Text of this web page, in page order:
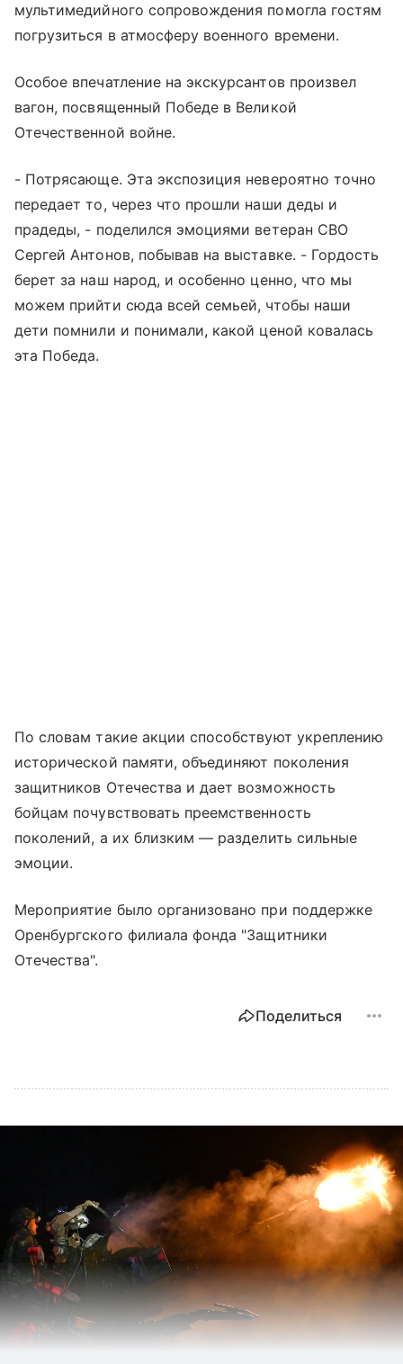
мультимедийного сопровождения помогла гостям
погрузиться в атмосферу военного времени.
Особое впечатление на экскурсантов произвел
вагон, посвященный Победе в Великой
Отечественной войне.
- Потрясающе. Эта экспозиция невероятно точно
передает то, через что прошли наши деды и
прадеды, - поделился эмоциями ветеран СВО
Сергей Антонов, побывав на выставке. - Гордость
берет за наш народ, и особенно ценно, что мы
можем прийти сюда всей семьей, чтобы наши
дети помнили и понимали, какой ценой ковалась
эта Победа.
По словам такие акции способствуют укреплению
исторической памяти, объединяют поколения
защитников Отечества и дает возможность
бойцам почувствовать преемственность
поколений, а их близким — разделить сильные
эмоции.
Мероприятие было организовано при поддержке
Оренбургского филиала фонда "Защитники
Отечества".
Поделиться